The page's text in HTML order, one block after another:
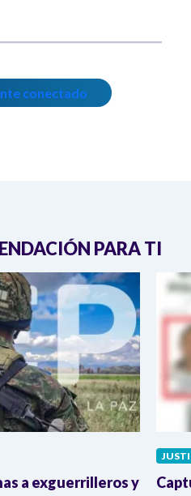
conectado
PARA TI
a exguerrilleros y